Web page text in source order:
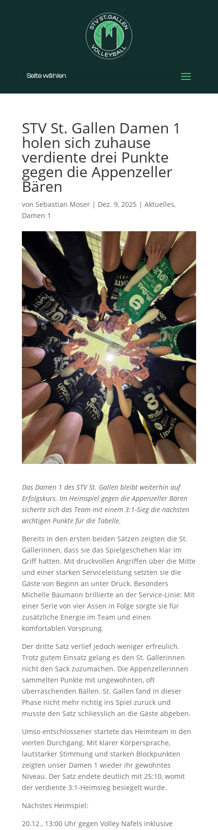
Seite wählen
STV St. Gallen Damen 1
holen sich zuhause
verdiente drei Punkte
gegen die Appenzeller
Bären
von Sebastian Moser| Dez. 9, 2025 | Aktuelles,
Damen 1
Das Damen 1 des STV St. Gallen bleibt weiterhin auf
Erfolgskurs. Im Heimspiel gegen die Appenzeller Bären
sicherte sich das Team mit einem 3:1-Sieg die nächsten
wichtigen Punkte für die Tabelle.
Bereits in den ersten beiden Sätzen zeigten die St.
Gallerinnen, dass sie das Spielgeschehen klar im
Griff hatten. Mit druckvollen Angriffen über die Mitte
und einer starken Serviceleistung setzten sie die
Gäste von Beginn an unter Druck. Besonders
Michelle Baumann brillierte an der Service-Linie: Mit
einer Serie von vier Assen in Folge sorgte sie für
zusätzliche Energie im Team und einen
komfortablen Vorsprung.
Der dritte Satz verlief jedoch weniger erfreulich.
Trotz gutem Einsatz gelang es den St. Gallerinnen
nicht den Sack zuzumachen. Die Appenzellerinnen
sammelten Punkte mit ungewohnten, oft
überraschenden Bällen. St. Gallen fand in dieser
Phase nicht mehr richtig ins Spiel zurück und
musste den Satz schliesslich an die Gäste abgeben.
Umso entschlossener startete das Heimteam in den
vierten Durchgang. Mit klarer Körpersprache,
lautstarker Stimmung und starken Blockpunkten
zeigten unser Damen 1 wieder ihr gewohntes
Niveau. Der Satz endete deutlich mit 25:10, womit
der verdiente 3:1-Heimsieg besiegelt wurde.
Nächstes Heimspiel:
20.12., 13:00 Uhr gegen Volley Näfels inklusive